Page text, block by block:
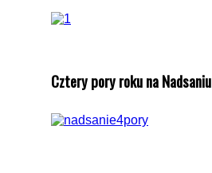
Cztery pory roku na Nadsaniu